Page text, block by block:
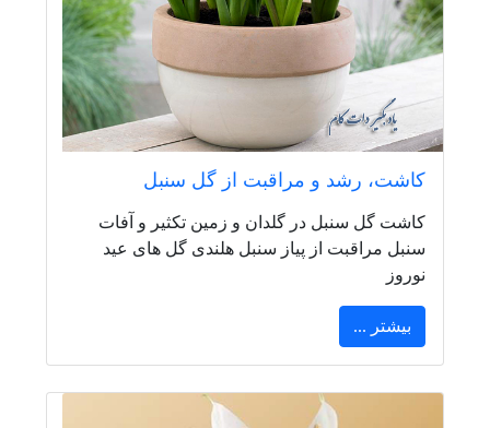
کاشت، رشد و مراقبت از گل سنبل
کاشت گل سنبل در گلدان و زمین تکثیر و آفات
سنبل مراقبت از پیاز سنبل هلندی گل های عید
نوروز
بیشتر ...